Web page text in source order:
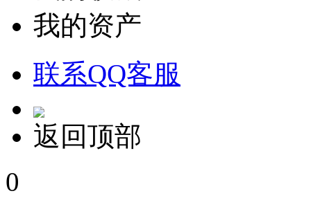
我的资产
联系QQ客服
返回顶部
0